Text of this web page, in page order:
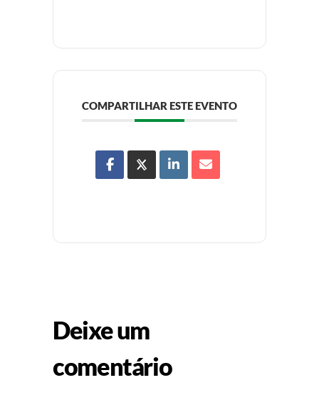
COMPARTILHAR ESTE EVENTO
Deixe um
comentário